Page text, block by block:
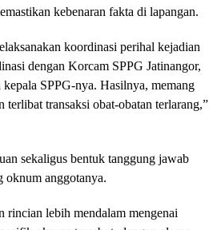
kebenaran fakta di lapangan.
koordinasi perihal kejadian
dengan Korcam SPPG Jatinangor,
SPPG-nya. Hasilnya, memang
transaksi obat-obatan terlarang,”
sekaligus bentuk tanggung jawab
oknum anggotanya.
rincian lebih mendalam mengenai